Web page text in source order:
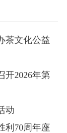
茶文化公益
开2026年第
动
利70周年座